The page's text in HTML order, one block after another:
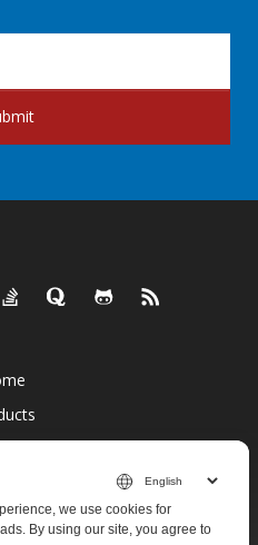
we use cookies for
By using our site, you agree to